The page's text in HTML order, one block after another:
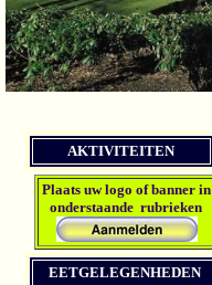
AKTIVITEITEN
Plaats uw logo of banner in
onderstaande rubrieken
EETGELEGENHEDEN